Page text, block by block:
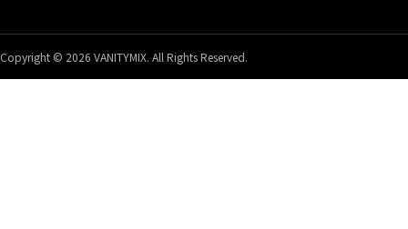
Copyright © 2026 VANITYMIX. All Rights Reserved.